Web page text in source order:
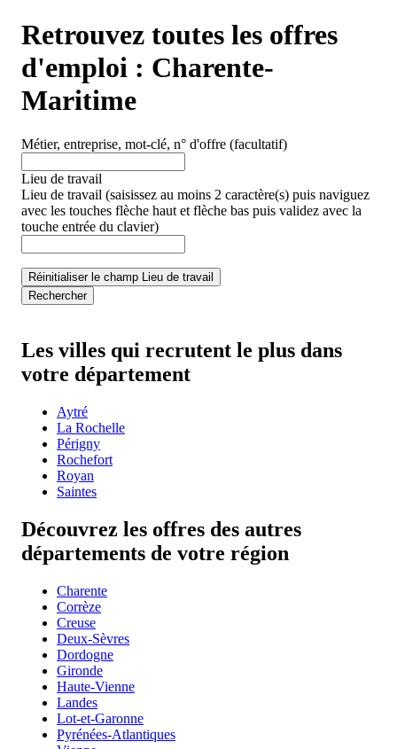
Retrouvez toutes les offres
d'emploi : Charente-
Maritime
Métier, entreprise, mot-clé, n° d'offre (facultatif)
Lieu de travail
Lieu de travail (saisissez au moins 2 caractère(s) puis naviguez
avec les touches flèche haut et flèche bas puis validez avec la
touche entrée du clavier)
Réinitialiser le champ Lieu de travail
Rechercher
Les villes qui recrutent le plus dans
votre département
Aytré
La Rochelle
Périgny
Rochefort
Royan
Saintes
Découvrez les offres des autres
départements de votre région
Charente
Corrèze
Creuse
Deux-Sèvres
Dordogne
Gironde
Haute-Vienne
Landes
Lot-et-Garonne
Pyrénées-Atlantiques